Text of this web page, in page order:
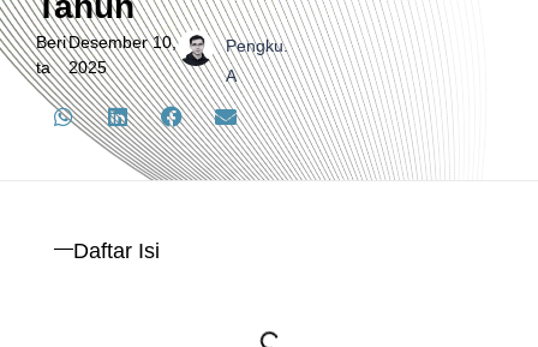
Beri
ta
Desember 10,
2025
Pengku.
A
Daftar Isi